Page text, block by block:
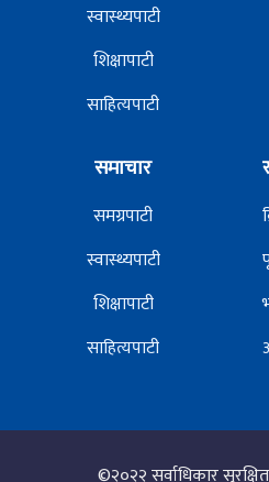
स्वास्थ्यपाटी
शिक्षापाटी
साहित्यपाटी
समाचार
समग्रपाटी
स्वास्थ्यपाटी
शिक्षापाटी
साहित्यपाटी
©२०२२सर्वाधिकार